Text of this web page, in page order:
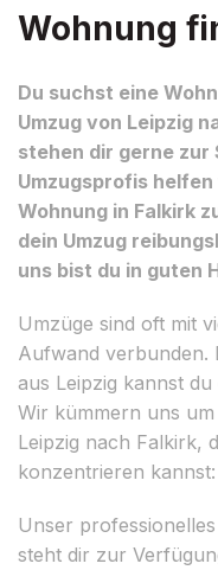
Wohnung
Du suchst eine
Umzug von Leipzig
stehen dir gerne
Umzugsprofis
Wohnung in Falkirk
dein Umzug
uns bist du in guten
Umzüge sind oft mit
Aufwand verbunden.
aus Leipzig kannst
Wir kümmern uns
Leipzig nach Falkirk,
konzentrieren
Unser
steht dir zur